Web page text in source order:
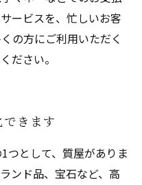
ービスを、忙しいお客
の方にご利用いただく
ださい。
きます
つとして、質屋がありま
ンド品、宝石など、高